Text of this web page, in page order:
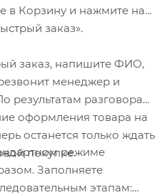
в Корзину и нажмите на
заказ».
заказ, напишите ФИО,
менеджер и
результатам разговора
оформления товара на
останется только ждать
покупке.режиме
Заполняете
этапам: